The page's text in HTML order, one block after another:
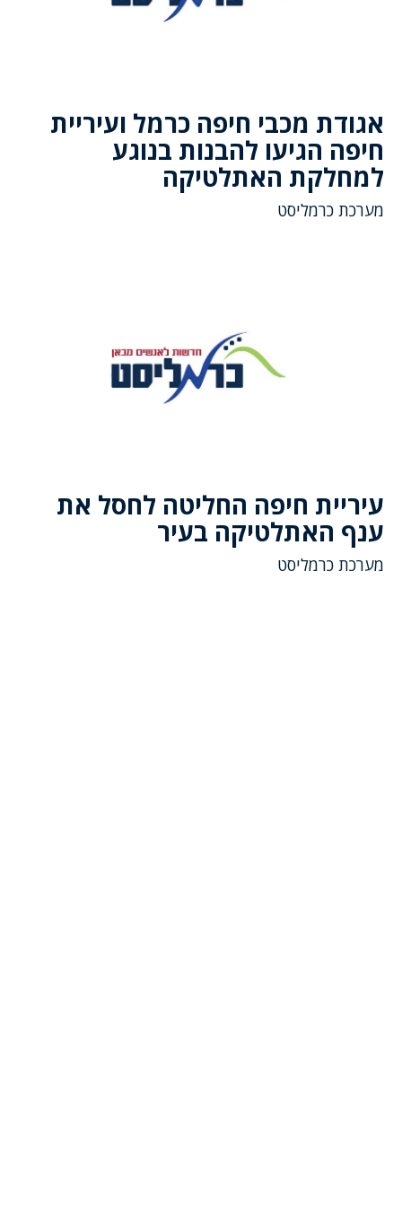
אגודת מכבי חיפה כרמל ועיריית
חיפה הגיעו להבנות בנוגע
למחלקת האתלטיקה
מערכת כרמליסט
עיריית חיפה החליטה לחסל את
ענף האתלטיקה בעיר
מערכת כרמליסט